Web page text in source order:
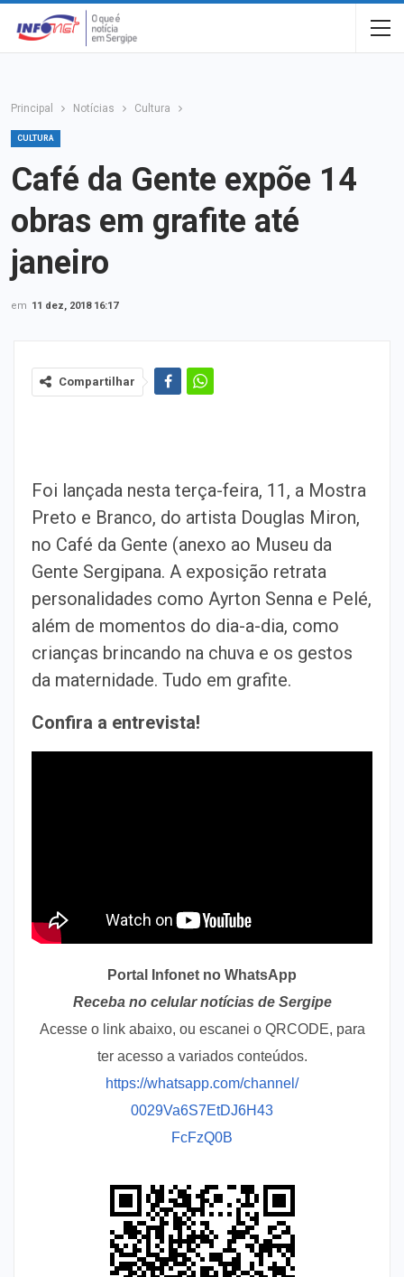
Principal Notícias Cultura
CULTURA
Café da Gente expõe 14
obras em grafite até
janeiro
em 11 dez, 2018 16:17
Compartilhar
Foi lançada nesta terça-feira, 11, a Mostra
Preto e Branco, do artista Douglas Miron,
no Café da Gente (anexo ao Museu da
Gente Sergipana. A exposição retrata
personalidades como Ayrton Senna e Pelé,
além de momentos do dia-a-dia, como
crianças brincando na chuva e os gestos
da maternidade. Tudo em grafite.
Confira a entrevista!
Portal Infonet no WhatsApp
Receba no celular notícias de Sergipe
Acesse o link abaixo, ou escanei o QRCODE, para
ter acesso a variados conteúdos.
https://whatsapp.com/channel/
0029Va6S7EtDJ6H43
FcFzQ0B